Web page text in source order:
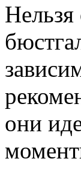
они